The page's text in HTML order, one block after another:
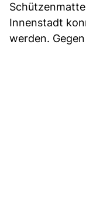
Innenstadt
werden.